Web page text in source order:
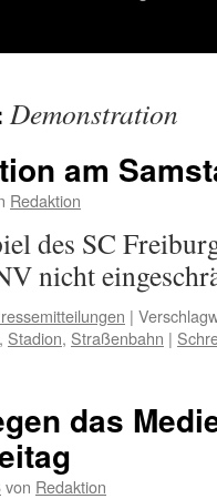
Demonstration
am
Redaktion
des SC
nicht
|
, Stadion, Straßenbahn |
das
von Redaktion